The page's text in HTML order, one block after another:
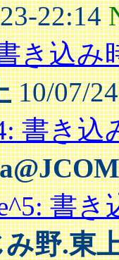
22:14
き込
10/07/
書き
書
野.東